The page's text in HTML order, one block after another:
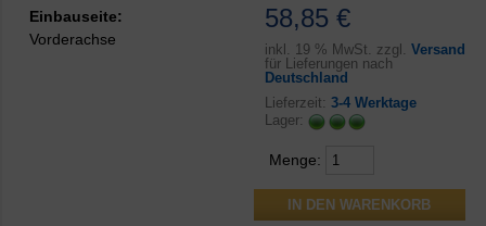
58,85 €
inkl. 19 % MwSt. zzgl. Versand
für Lieferungen nach
Deutschland
Lieferzeit: 3-4 Werktage
Lager:
Menge:
Einbauseite:
Vorderachse